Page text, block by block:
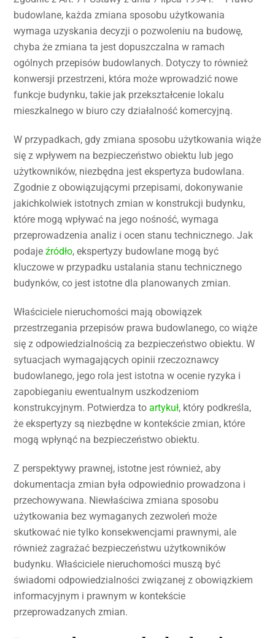
budowlane, każda zmiana sposobu użytkowania
wymaga uzyskania decyzji o pozwoleniu na budowę,
chyba że zmiana ta jest dopuszczalna w ramach
ogólnych przepisów budowlanych. Dotyczy to również
konwersji przestrzeni, która może wprowadzić nowe
funkcje budynku, takie jak przekształcenie lokalu
mieszkalnego w biuro czy działalność komercyjną.
W przypadkach, gdy zmiana sposobu użytkowania wiąże
się z wpływem na bezpieczeństwo obiektu lub jego
użytkowników, niezbędna jest ekspertyza budowlana.
Zgodnie z obowiązującymi przepisami, dokonywanie
jakichkolwiek istotnych zmian w konstrukcji budynku,
które mogą wpływać na jego nośność, wymaga
przeprowadzenia analiz i ocen stanu technicznego. Jak
podajeźródło, ekspertyzy budowlane mogą być
kluczowe w przypadku ustalania stanu technicznego
budynków, co jest istotne dla planowanych zmian.
Właściciele nieruchomości mają obowiązek
przestrzegania przepisów prawa budowlanego, co wiąże
się z odpowiedzialnością za bezpieczeństwo obiektu. W
sytuacjach wymagających opinii rzeczoznawcy
budowlanego, jego rola jest istotna w ocenie ryzyka i
zapobieganiu ewentualnym uszkodzeniom
konstrukcyjnym. Potwierdza toartykuł, który podkreśla,
że ekspertyzy są niezbędne w kontekście zmian, które
mogą wpłynąć na bezpieczeństwo obiektu.
Z perspektywy prawnej, istotne jest również, aby
dokumentacja zmian była odpowiednio prowadzona i
przechowywana. Niewłaściwa zmiana sposobu
użytkowania bez wymaganych zezwoleń może
skutkować nie tylko konsekwencjami prawnymi, ale
również zagrażać bezpieczeństwu użytkowników
budynku. Właściciele nieruchomości muszą być
świadomi odpowiedzialności związanej z obowiązkiem
informacyjnym i prawnym w kontekście
przeprowadzanych zmian.